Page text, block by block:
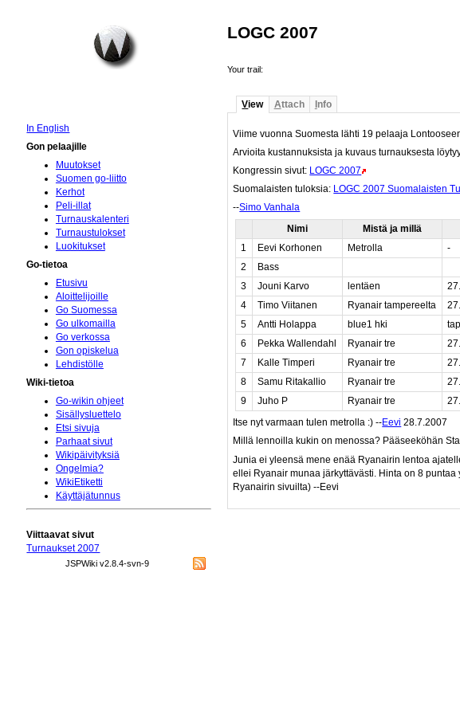
LOGC 2007
Your trail:
View Attach Info
Viime vuonna Suomesta lähti 19 pelaaja
Arvioita kustannuksista ja kuvaus turnauksesta
Kongressin sivut: LOGC 2007
Suomalaisten tuloksia: LOGC 2007 Suomalaisten
--Simo Vanhala
Nimi
Mistä ja millä
1
Eevi Korhonen Metrolla -
2
Bass
3
Jouni Karvo lentäen
4
Timo Viitanen Ryanair tampereelta
5
Antti Holappa blue1 hki
6
Pekka Wallendahl Ryanair tre
7
Kalle Timperi Ryanair tre
8
Samu Ritakallio Ryanair tre
9
Juho P Ryanair tre
Itse nyt varmaan tulen metrolla :) --Eevi 28.7.2007
Millä lennoilla kukin on menossa? Pääseeköhän
Junia ei yleensä mene enää Ryanairin lentoa
ellei Ryanair munaa järkyttävästi. Hinta on 8
Ryanairin sivuilta) --Eevi
In English
Gon pelaajille
Muutokset
Suomen go-liitto
Kerhot
Peli-illat
Turnauskalenteri
Turnaustulokset
Luokitukset
Go-tietoa
Etusivu
Aloittelijoille
Go Suomessa
Go ulkomailla
Go verkossa
Gon opiskelua
Lehdistölle
Wiki-tietoa
Go-wikin ohjeet
Sisällysluettelo
Etsi sivuja
Parhaat sivut
Wikipäivityksiä
Ongelmia?
WikiEtiketti
Käyttäjätunnus
Viittaavat sivut
Turnaukset 2007
JSPWiki v2.8.4-svn-9